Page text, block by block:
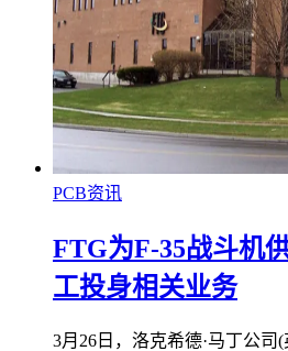
PCB资讯
FTG为F-35战斗机
工投身相关业务
3月26日，洛克希德·马丁公司(